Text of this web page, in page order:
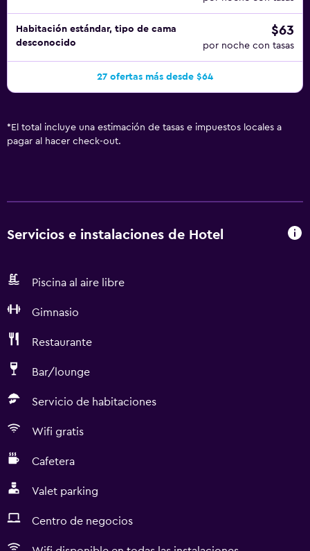
Habitación estándar, tipo de cama
desconocido
$63
por noche con tasas
27 ofertas más desde $64
* El total incluye una estimación de tasas e impuestos locales a
pagar al hacer check-out.
Servicios e instalaciones de Hotel
Piscina al aire libre
Gimnasio
Restaurante
Bar/lounge
Servicio de habitaciones
Wifi gratis
Cafetera
Valet parking
Centro de negocios